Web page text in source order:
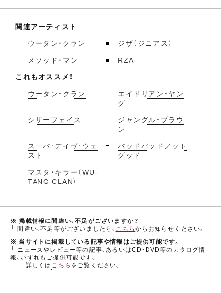
関連アーティスト
ウータン・クラン
ジザ（ジニアス）
メソッド・マン
RZA
これもオススメ！
ウータン・クラン
エイドリアン・ヤン
グ
シザーフェイス
ジャングル・ブラウ
ン
スーパ・デイヴ・ウェ
スト
バッドバッドノット
グッド
マスタ・キラー（WU-
TANG CLAN）
※ 掲載情報に間違い、不足がございますか？
└ 間違い、不足等がございましたら、 こちらからお知らせください。
※ 当サイトに掲載している記事や情報はご提供可能です。
└ ニュースやレビュー等の記事、あるいはCD・DVD等のカタログ情
報、いずれもご提供可能です。
詳しくはこちら をご覧ください。